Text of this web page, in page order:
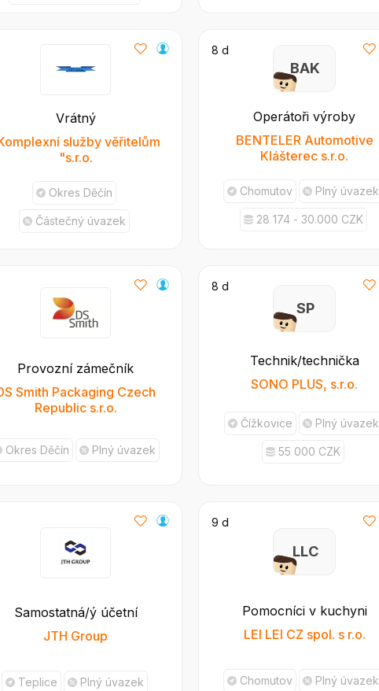
Vrátný
služby věřitelům
"s.r.o.
Okres Děčín
Částečný úvazek
8 d
B A K
Operátoři výroby
BENTELER Automotive
Klášterec s.r.o.
Chomutov Plný úvazek
28 174 - 30.000 CZK
Provozní zámečník
Smith Packaging Czech
Republic s.r.o.
Okres Děčín Plný úvazek
8 d
S P
Technik/technička
SONO PLUS, s.r.o.
Čížkovice Plný úvazek
55 000 CZK
Samostatná/ý účetní
JTH Group
Teplice Plný úvazek
9 d
L L C
Pomocníci v kuchyni
LEI LEI CZ spol. s r.o.
Chomutov Plný úvazek